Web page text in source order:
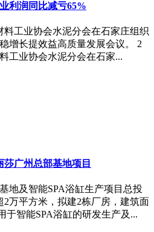
利润同比减亏65%
料工业协会水泥分会在石家庄组织
增长提效益高质量发展会议。 2
工业协会水泥分会在石家...
广州总部基地项目
地及智能SPA浴缸生产项目总投
2万平方米，拟建2栋厂房，建筑面
于智能SPA浴缸的研发生产及...